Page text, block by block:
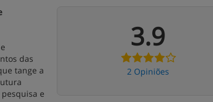
3.9
2 Opiniões
das
tange a
e